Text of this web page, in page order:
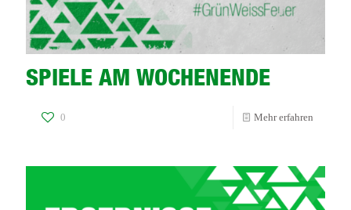
SPIELE AM WOCHENENDE
0 Mehr erfahren
AM